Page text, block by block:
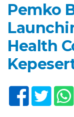
Pemko
Health